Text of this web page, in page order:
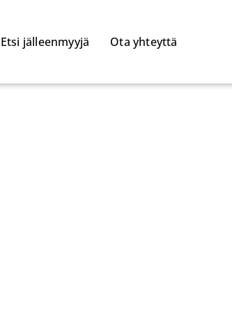
Etsi jälleenmyyjä Ota yhteyttä